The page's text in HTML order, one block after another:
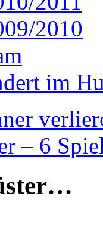
2010
im
– 6